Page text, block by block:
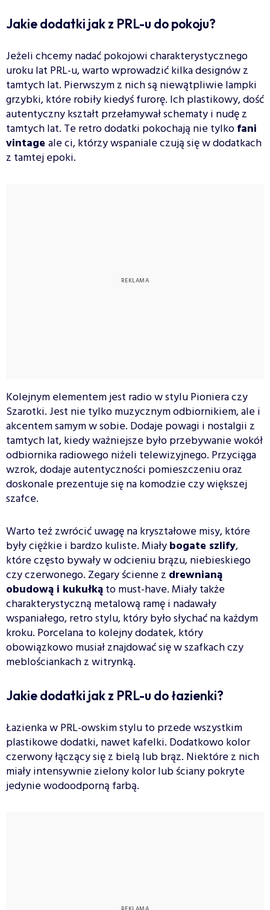
Jakie dodatki jak z PRL-u do pokoju?
Jeżeli chcemy nadać pokojowi charakterystycznego
uroku lat PRL-u, warto wprowadzić kilka designów z
tamtych lat. Pierwszym z nich są niewątpliwie lampki
grzybki, które robiły kiedyś furorę. Ich plastikowy, dość
autentyczny kształt przełamywał schematy i nudę z
tamtych lat. Te retro dodatki pokochają nie tylkofani
vintage ale ci, którzy wspaniale czują się w dodatkach
z tamtej epoki.
Kolejnym elementem jest radio w stylu Pioniera czy
Szarotki. Jest nie tylko muzycznym odbiornikiem, ale i
akcentem samym w sobie. Dodaje powagi i nostalgii z
tamtych lat, kiedy ważniejsze było przebywanie wokół
odbiornika radiowego niżeli telewizyjnego. Przyciąga
wzrok, dodaje autentyczności pomieszczeniu oraz
doskonale prezentuje się na komodzie czy większej
szafce.
Warto też zwrócić uwagę na kryształowe misy, które
były ciężkie i bardzo kuliste. Miałybogate szlify,
które często bywały w odcieniu brązu, niebieskiego
czy czerwonego. Zegary ścienne z drewnianą
obudową i kukułkąto must-have. Miały także
charakterystyczną metalową ramę i nadawały
wspaniałego, retro stylu, który było słychać na każdym
kroku. Porcelana to kolejny dodatek, który
obowiązkowo musiał znajdować się w szafkach czy
meblościankach z witrynką.
Jakie dodatki jak z PRL-u do łazienki?
Łazienka w PRL-owskim stylu to przede wszystkim
plastikowe dodatki, nawet kafelki. Dodatkowo kolor
czerwony łączący się z bielą lub brąz. Niektóre z nich
miały intensywnie zielony kolor lub ściany pokryte
jedynie wodoodporną farbą.